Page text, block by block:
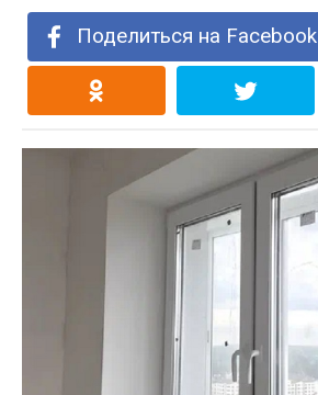
Поделиться на Facebook